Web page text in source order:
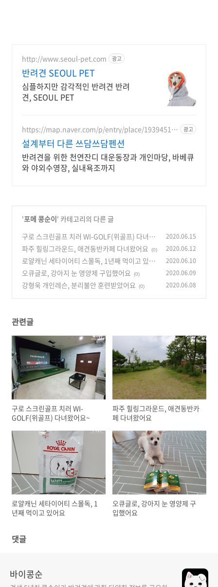
http://www.seoul-pet.com 광고
반려견 SEOUL PET
심플하지만 감각적인 반려견 반려
견, SEOUL PET
https://map.naver.com/p/entry/place/19394513
68
광고
설계부터 다른 쓰담쓰담펜션
반려견을 위한 천연잔디 대운동장과 개인마당, 바베큐
와 야외수영장, 실내욕조까지
'포메 콩순이' 카테고리의 다른 글
구로 스크린골프 치러 WI-GOLF(위골프) 다녀왔
어요~
(0)
2020.06.15
파주 힐링그라운드, 애견동반카페 다녀왔어요 (0) 2020.06.12
로얄캐닌 세타이어티 스몰독, 1년째 먹이고 있어
요
(0)
2020.06.10
오큐글로, 강아지 눈 영양제 구입했어요 (0) 2020.06.09
강형욱 개인레슨, 분리불안 훈련받았어요 (0) 2020.06.08
관련글
구로 스크린골프 치러 WI-
GOLF(위골프) 다녀왔어요~
파주 힐링그라운드, 애견동반카
페 다녀왔어요
로얄캐닌 세타이어티 스몰독, 1
년째 먹이고 있어요
오큐글로, 강아지 눈 영양제 구
입했어요
댓글
바이콩순